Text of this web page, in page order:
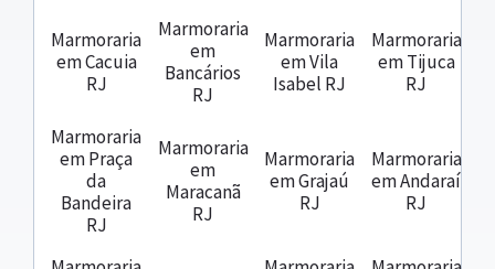
Marmoraria
em Cacuia
RJ
Marmoraria
em
Bancários
RJ
Marmoraria
em Vila
Isabel RJ
Marmoraria
em Tijuca
RJ
Marmoraria
em Praça
da
Bandeira
RJ
Marmoraria
em
Maracanã
RJ
Marmoraria
em Grajaú
RJ
Marmoraria
em Andaraí
RJ